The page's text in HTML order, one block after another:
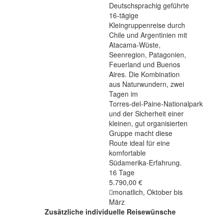
Deutschsprachig geführte
16‑tägige
Kleingruppenreise durch
Chile und Argentinien mit
Atacama‑Wüste,
Seenregion, Patagonien,
Feuerland und Buenos
Aires. Die Kombination
aus Naturwundern, zwei
Tagen im
Torres‑del‑Paine‑Nationalpark
und der Sicherheit einer
kleinen, gut organisierten
Gruppe macht diese
Route ideal für eine
komfortable
Südamerika‑Erfahrung.
16 Tage
5.790,00 €
monatlich, Oktober bis
März
Zusätzliche individuelle Reisewünsche